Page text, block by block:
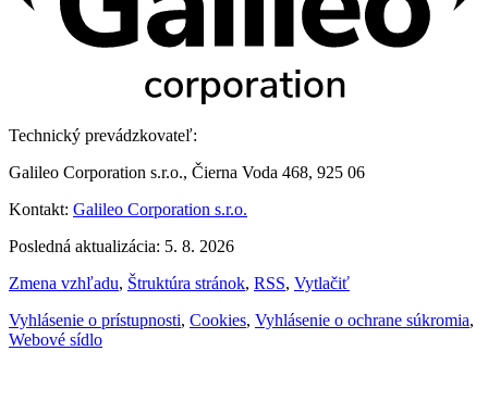
Technický prevádzkovateľ:
Galileo Corporation s.r.o., Čierna Voda 468, 925 06
Kontakt: Galileo Corporation s.r.o.
Posledná aktualizácia: 5. 8. 2026
Zmena vzhľadu, Štruktúra stránok, RSS, Vytlačiť
Vyhlásenie o prístupnosti, Cookies, Vyhlásenie o ochrane súkromia,
Webové sídlo